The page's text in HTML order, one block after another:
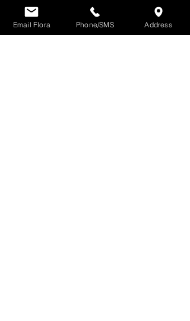
Courriel
24/7
Email Flora Phone/SMS Address